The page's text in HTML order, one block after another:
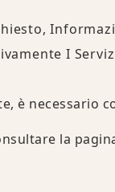
I
è necessario
la